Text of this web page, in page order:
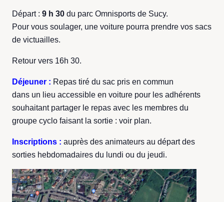
Départ : 9 h 30 du parc Omnisports de Sucy.
Pour vous soulager, une voiture pourra prendre vos sacs
de victuailles.
Retour vers 16h 30.
Déjeuner : Repas tiré du sac pris en commun
dans un lieu accessible en voiture pour les adhérents
souhaitant partager le repas avec les membres du
groupe cyclo faisant la sortie : voir plan.
Inscriptions : auprès des animateurs au départ des
sorties hebdomadaires du lundi ou du jeudi.